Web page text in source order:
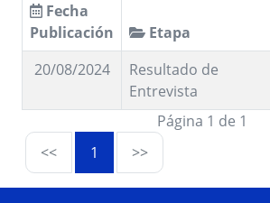
Fecha
Publicación
Etapa
20/08/2024
Resultado de
Entrevista
Página 1 de 1
<<
1 >>